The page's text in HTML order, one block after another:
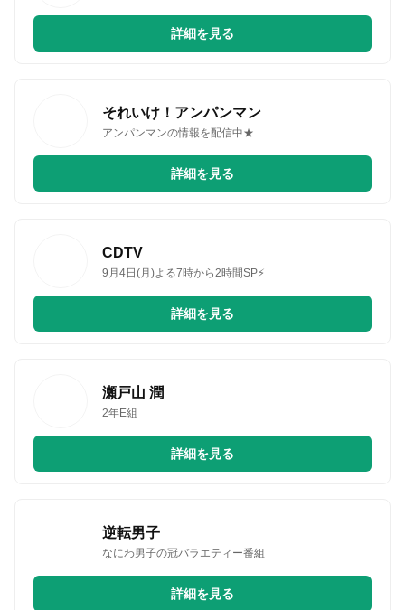
詳細を見る
それいけ！アンパンマン
アンパンマンの情報を配信中★
詳細を見る
CDTV
9月4日(月)よる7時から2時間SP⚡️
詳細を見る
瀬戸山 潤
2年E組
詳細を見る
逆転男子
なにわ男子の冠バラエティー番組
詳細を見る